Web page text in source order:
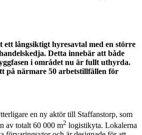
ett långsiktigt hyresavtal med en större
Detta innebär att både
i området nu är fullt uthyrda.
på närmare 50 arbetstillfällen för
en ny aktör till Staffanstorp, som
av totalt 60 000 m2 logistikyta. Lokalerna